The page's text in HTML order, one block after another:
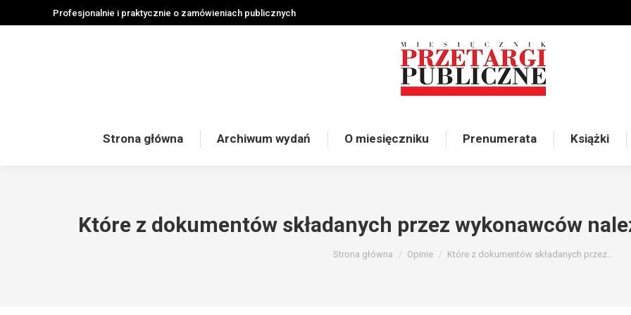
Profesjonalnie i praktycznie o zamówieniach publicznych
Strona główna Archiwum wydań O miesięczniku Prenumerata Książki
Które z dokumentów składanych przez wykonawców
Strona główna Opinie Które z dokumentów składanych przez…